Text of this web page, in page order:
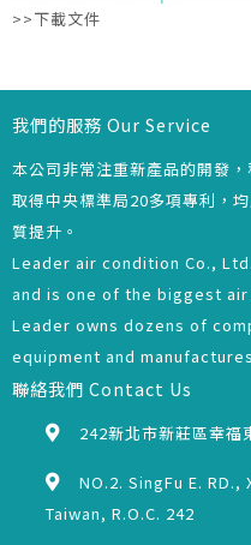
>>下載文件
我們的服務 Our Service
本公司非常注重新產品的開發
取得中央標準局20多項專利，
質提升。
Leader air condition Co.,
and is one of the biggest
Leader owns dozens of
equipment and
聯絡我們 Contact Us
242新北市新莊區幸福
NO.2. SingFu E.
Taiwan, R.O.C. 242